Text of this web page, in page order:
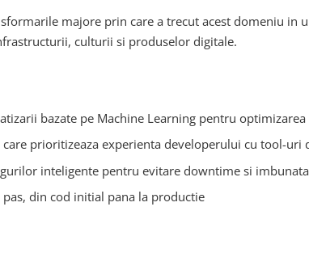
majore prin care a trecut acest domeniu
culturii si produselor digitale.
bazate pe Machine Learning pentru
prioritizeaza experienta developerului cu tool-uri
inteligente pentru evitare downtime si
din cod initial pana la productie